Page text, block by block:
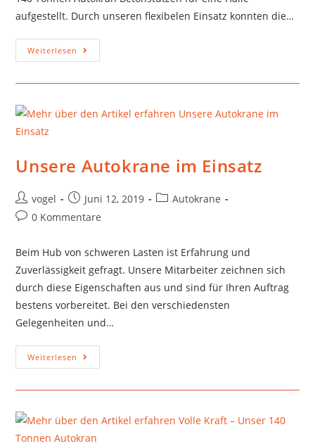
aufgestellt. Durch unseren flexibelen Einsatz konnten die…
Weiterlesen
Unsere Autokrane im Einsatz
vogel Juni 12, 2019
Autokrane
0 Kommentare
Beim Hub von schweren Lasten ist Erfahrung und
Zuverlässigkeit gefragt. Unsere Mitarbeiter zeichnen sich
durch diese Eigenschaften aus und sind für Ihren Auftrag
bestens vorbereitet. Bei den verschiedensten
Gelegenheiten und…
Weiterlesen